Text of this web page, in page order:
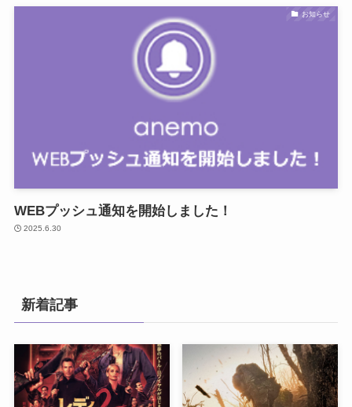
お知らせ
WEBプッシュ通知を開始しました！
2025.6.30
新着記事